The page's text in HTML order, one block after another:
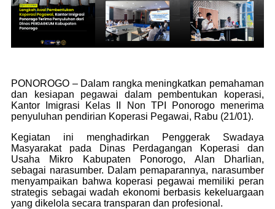
PONOROGO – Dalam rangka meningkatkan pemahaman
dan kesiapan pegawai dalam pembentukan koperasi,
Kantor Imigrasi Kelas II Non TPI Ponorogo menerima
penyuluhan pendirian Koperasi Pegawai, Rabu (21/01).
Kegiatan ini menghadirkan Penggerak Swadaya
Masyarakat pada Dinas Perdagangan Koperasi dan
Usaha Mikro Kabupaten Ponorogo, Alan Dharlian,
sebagai narasumber. Dalam pemaparannya, narasumber
menyampaikan bahwa koperasi pegawai memiliki peran
strategis sebagai wadah ekonomi berbasis kekeluargaan
yang dikelola secara transparan dan profesional.